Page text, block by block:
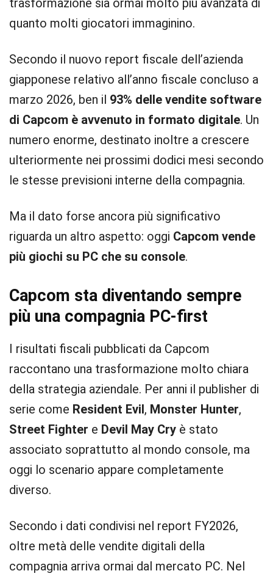
trasformazione sia ormai molto più avanzata di
quanto molti giocatori immaginino.
Secondo il nuovo report fiscale dell’azienda
giapponese relativo all’anno fiscale concluso a
marzo 2026, ben il 93% delle vendite software
di Capcom è avvenuto in formato digitale. Un
numero enorme, destinato inoltre a crescere
ulteriormente nei prossimi dodici mesi secondo
le stesse previsioni interne della compagnia.
Ma il dato forse ancora più significativo
riguarda un altro aspetto: oggi Capcom vende
più giochi su PC che su console.
Capcom sta diventando sempre
più una compagnia PC-first
I risultati fiscali pubblicati da Capcom
raccontano una trasformazione molto chiara
della strategia aziendale. Per anni il publisher di
serie come Resident Evil, Monster Hunter,
Street Fighter e Devil May Cry è stato
associato soprattutto al mondo console, ma
oggi lo scenario appare completamente
diverso.
Secondo i dati condivisi nel report FY2026,
oltre metà delle vendite digitali della
compagnia arriva ormai dal mercato PC. Nel